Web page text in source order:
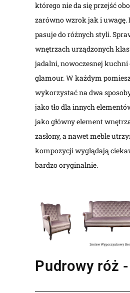
którego nie da się przejść
zarówno wzrok jak i uwagę.
pasuje do różnych styli.
wnętrzach urządzonych
jadalni, nowoczesnej
glamour. W każdym
wykorzystać na dwa
jako tło dla innych
jako główny element
zasłony, a nawet meble
kompozycji wyglądają
bardzo oryginalnie.
Pudrowy róż